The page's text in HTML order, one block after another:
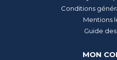
Conditions
Mentions
Guide
MON